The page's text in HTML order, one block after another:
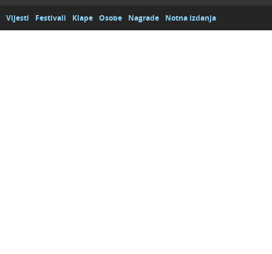
Vijesti Festivali Klape Osobe Nagrade Notna izdanja